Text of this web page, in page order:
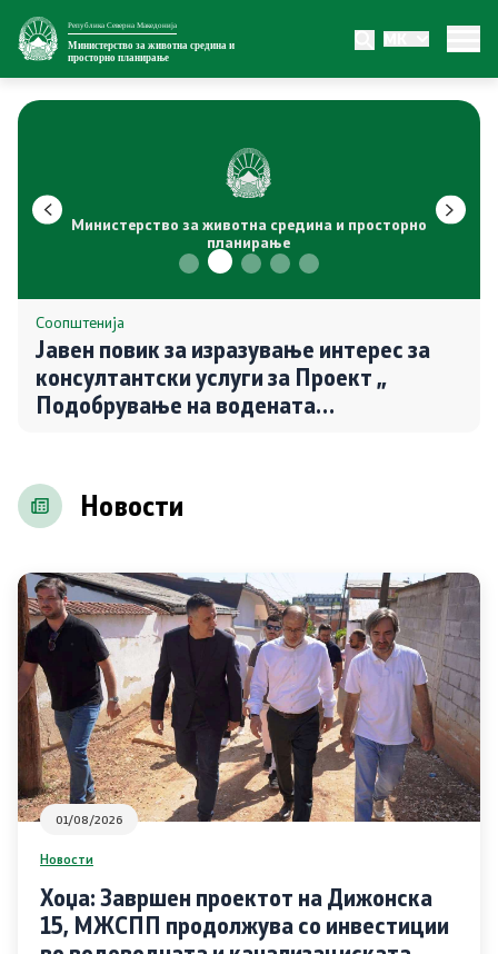
Република Северна Македонија
Министерство за животна средина и
просторно планирање
MK
Министерство
За министерството
Внатрешна организација
Сектори
Транспарентност
Односи со јавност
Соопштенија
Позитивна промена
Регулатива
Законодавство
Конвенции
Стратегии
Министерство за животна средина и просторно
планирање
Соопштенија
Јавен повик за изразување интерес за
консултантски услуги за Проект „
Подобрување на водената
Новости
01/08/2026
Новости
Хоџа: Завршен проектот на Дижонска
15, МЖСПП продолжува со инвестиции